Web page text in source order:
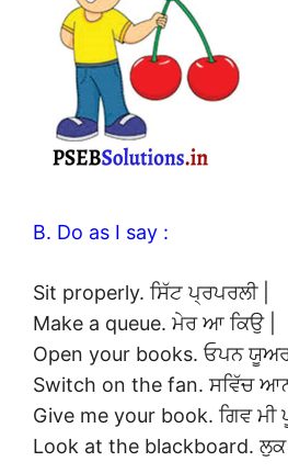
B. Do as I say :
Sit properly. ਸਿੱਟ ਪ੍ਰਪਰਲੀ |
Make a queue. ਮੇਰ ਆ ਕਿਉ |
Open your books. ਓਪਨ
Switch on the fan. ਸਵਿੱਚ
Give me your book. ਗਿਵ ਮੀ
Look at the blackboard.